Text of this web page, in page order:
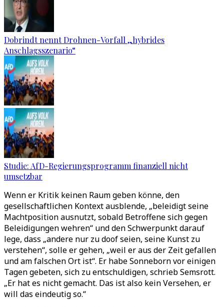
Dobrindt nennt Drohnen-Vorfall „hybrides
Anschlagsszenario“
Studie: AfD-Regierungsprogramm finanziell nicht
umsetzbar
Wenn er Kritik keinen Raum geben könne, den
gesellschaftlichen Kontext ausblende, „beleidigt seine
Machtposition ausnutzt, sobald Betroffene sich gegen
Beleidigungen wehren“ und den Schwerpunkt darauf
lege, dass „andere nur zu doof seien, seine Kunst zu
verstehen“, solle er gehen, „weil er aus der Zeit gefallen
und am falschen Ort ist“. Er habe Sonneborn vor einigen
Tagen gebeten, sich zu entschuldigen, schrieb Semsrott.
„Er hat es nicht gemacht. Das ist also kein Versehen, er
will das eindeutig so.“